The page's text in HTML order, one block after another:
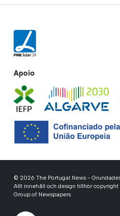
Apoio
© 2026 The Portugal News -
Allt innehåll och design tillhör copyright
Group of Newspapers